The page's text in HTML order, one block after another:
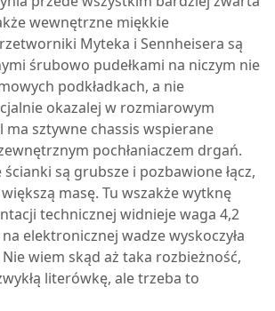
wewnętrzne miękkie
Myteka i Sennheisera są
śrubowo pudełkami na niczym nie
podkładkach, a nie
okazalej w rozmiarowym
ma sztywne chassis wspierane
pochłaniaczem drgań.
są grubsze i pozbawione łącz,
masę. Tu wszakże wytknę
technicznej widnieje waga 4,2
elektronicznej wadze wyskoczyła
wiem skąd aż taka rozbieżność,
literówkę, ale trzeba to